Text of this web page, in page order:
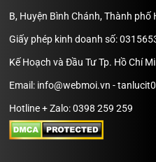
B, Huyện Bình Chánh, Thành phố
Giấy phép kinh doanh số:
Kế Hoạch và Đầu Tư Tp. Hồ Chí
Email: info@webmoi.vn -
Hotline + Zalo: 0398 259 259